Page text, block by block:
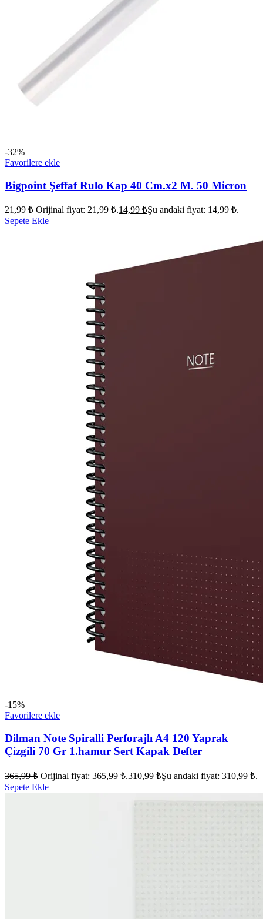
-32%
Favorilere ekle
Bigpoint Şeffaf Rulo Kap 40 Cm.x2 M. 50 Micron
21,99₺ Orijinal fiyat: 21,99 ₺.14,99 ₺Şu andaki fiyat: 14,99 ₺.
Sepete Ekle
-15%
Favorilere ekle
Dilman Note Spiralli Perforajlı A4 120 Yaprak
Çizgili 70 Gr 1.hamur Sert Kapak Defter
365,99₺ Orijinal fiyat: 365,99 ₺.310,99 ₺Şu andaki fiyat: 310,99 ₺.
Sepete Ekle